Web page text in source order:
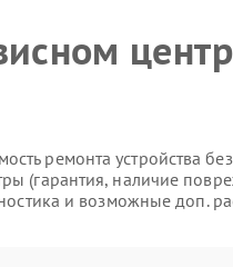
ремонта устройства
(гарантия, наличие
и возможные доп.